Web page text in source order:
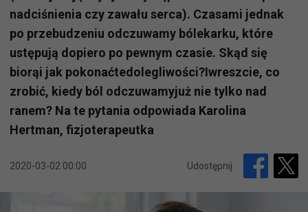
nadciśnienia czy zawału serca). Czasami jednak
po przebudzeniu odczuwamy bólekarku, które
ustępują dopiero po pewnym czasie. Skąd się
biorąi jak pokonaćtedolegliwości?Iwreszcie, co
zrobić, kiedy ból odczuwamyjuż nie tylko nad
ranem? Na te pytania odpowiada Karolina
Hertman, fizjoterapeutka
2020-03-02 00:00 Udostępnij